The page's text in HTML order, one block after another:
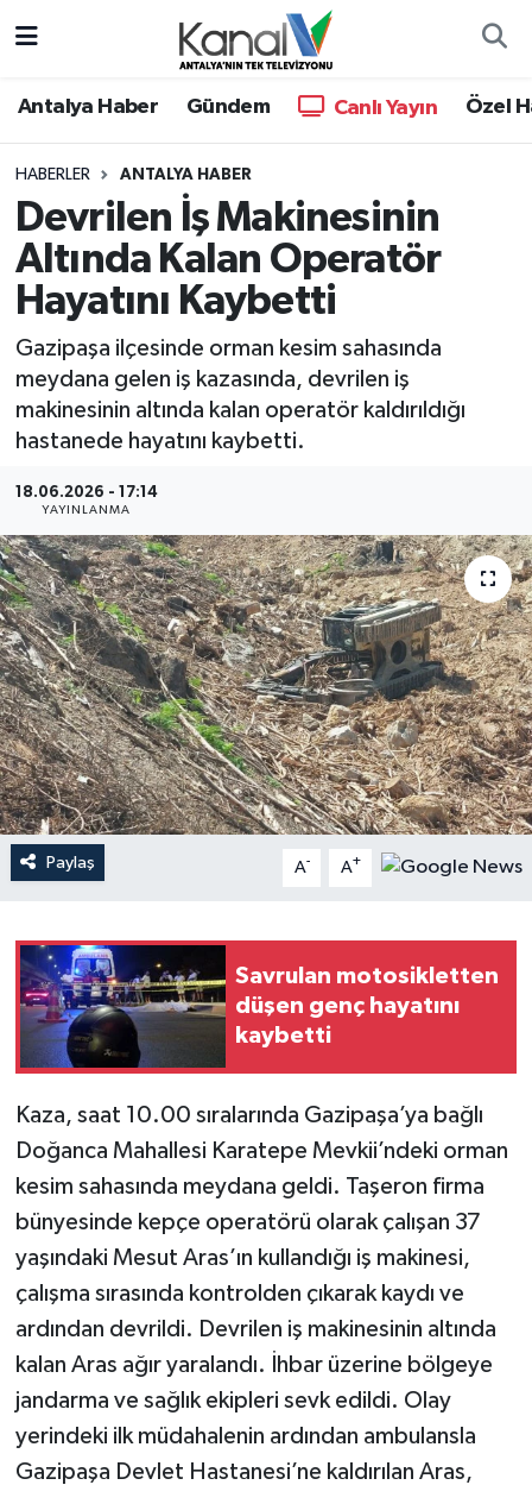
Antalya Haber Gündem Canlı Yayın Özel
HABERLER ANTALYA HABER
Devrilen İş Makinesinin
Altında Kalan Operatör
Hayatını Kaybetti
Gazipaşa ilçesinde orman kesim sahasında
meydana gelen iş kazasında, devrilen iş
makinesinin altında kalan operatör kaldırıldığı
hastanede hayatını kaybetti.
18.06.2026 - 17:14
YAYINLANMA
Paylaş A- A+
Savrulan motosikletten
düşen genç hayatını
kaybetti
Kaza, saat 10.00 sıralarında Gazipaşa’ya bağlı
Doğanca Mahallesi Karatepe Mevkii’ndeki orman
kesim sahasında meydana geldi. Taşeron firma
bünyesinde kepçe operatörü olarak çalışan 37
yaşındaki Mesut Aras’ın kullandığı iş makinesi,
çalışma sırasında kontrolden çıkarak kaydı ve
ardından devrildi. Devrilen iş makinesinin altında
kalan Aras ağır yaralandı. İhbar üzerine bölgeye
jandarma ve sağlık ekipleri sevk edildi. Olay
yerindeki ilk müdahalenin ardından ambulansla
Gazipaşa Devlet Hastanesi’ne kaldırılan Aras,
Antalya Haber
Dünya
Eğitim
Gündem
Günün Manşetleri
Haber Kuşakları
Haberler
KANALV Spor
Kültür Sanat
Magazin
Öğle Bülteni
Sağlık
Siyaset
Sosyal medya
Spor
Teknoloji
Televizyon
Yaşam
Hava Durumu
Trafik Durumu
Süper Lig Puan Durumu ve Fikstür
Son Dakika Haberleri
Haber Arşivi